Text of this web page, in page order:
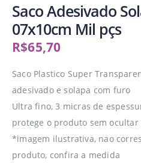
Saco Adesivado
07x10cm Mil pçs
R$65,70
Saco Plastico Super
adesivado e solapa com furo
Ultra fino, 3 micras de
protege o produto sem ocultar
*imagem ilustrativa, nao
produto, confira a medida